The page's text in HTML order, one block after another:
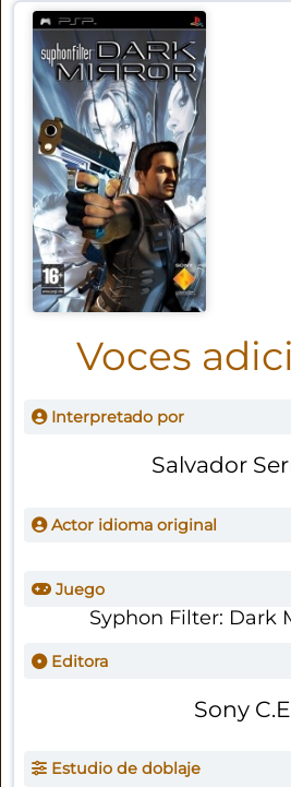
Voces
Interpretado por
Salvador
Actor idioma original
Juego
Syphon Filter: Dark
Editora
Sony
Estudio de doblaje